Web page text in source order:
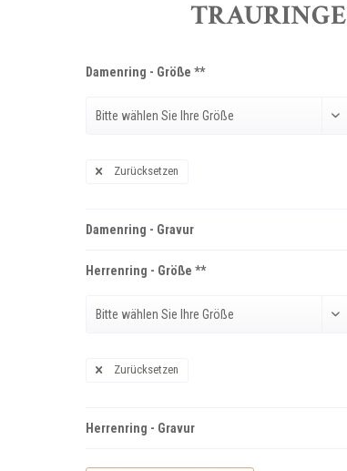
TRAURINGE
Damenring - Größe **
Zurücksetzen
Damenring - Gravur
Herrenring - Größe **
Zurücksetzen
Herrenring - Gravur